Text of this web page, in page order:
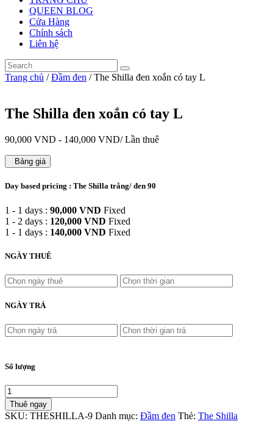
QUEEN BLOG
Cửa Hàng
Chính sách
Liên hệ
Trang chủ /Đầm đen / The Shilla đen xoắn có tay L
The Shilla đen xoắn có tay L
90,000 VND - 140,000 VND/ Lần thuê
Bảng giá
Day based pricing : The Shilla trắng/ đen 90
1 - 1 days : 90,000 VND Fixed
1 - 2 days : 120,000 VND Fixed
1 - 1 days : 140,000 VND Fixed
NGÀY THUÊ
NGÀY TRẢ
Số lượng
Thuê ngay
SKU: THESHILLA-9 Danh mục: Đầm đen Thẻ: The Shilla